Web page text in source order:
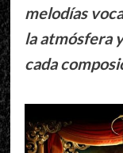
melodías
la atmósfera
cada